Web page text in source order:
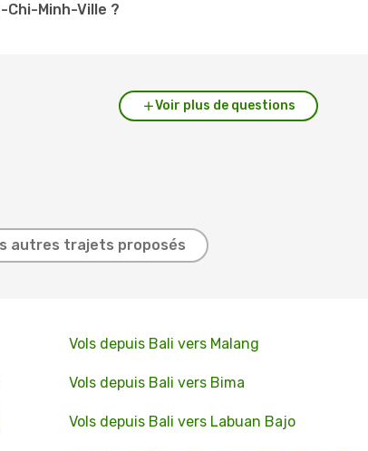
Chi-Minh-Ville ?
Voir plus de questions
autres trajets proposés
Vols depuis Bali vers Malang
Vols depuis Bali vers Bima
Vols depuis Bali vers Labuan Bajo